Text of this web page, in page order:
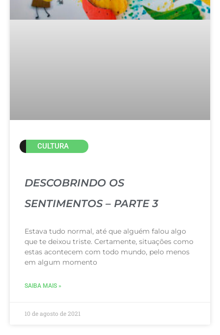
CULTURA
DESCOBRINDO OS
SENTIMENTOS – PARTE 3
Estava tudo normal, até que alguém falou algo
que te deixou triste. Certamente, situações como
estas acontecem com todo mundo, pelo menos
em algum momento
SAIBA MAIS »
10 de agosto de 2021